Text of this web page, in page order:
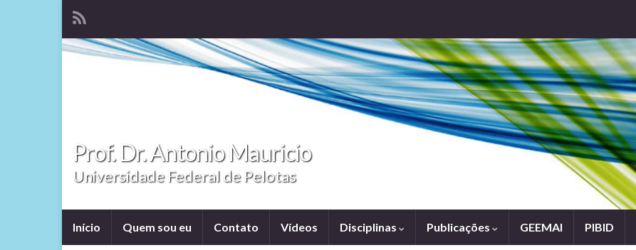
Prof. Dr. Antonio Mauricio
Universidade Federal de Pelotas
Início Quem sou eu Contato Vídeos Disciplinas Publicações GEEMAI PIBID